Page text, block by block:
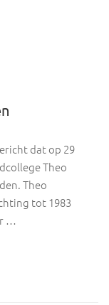
dat op 29
Theo
Theo
tot 1983
…